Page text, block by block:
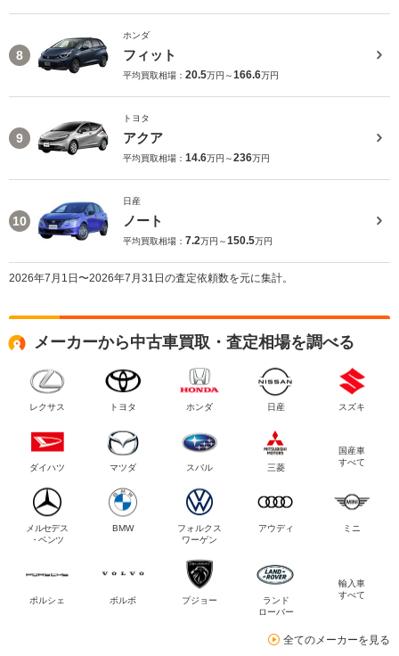
8
ホンダ
フィット
平均買取相場： 20.5万円～166.6万円
9
トヨタ
アクア
平均買取相場： 14.6万円～236万円
10
日産
ノート
平均買取相場： 7.2万円～150.5万円
2026年7月1日〜2026年7月31日の査定依頼数を元に集計。
メーカーから中古車買取・査定相場を調べる
レクサス トヨタ ホンダ 日産 スズキ
ダイハツ マツダ スバル 三菱
国産車
すべて
メルセデス
・ベンツ
BMW
フォルクス
ワーゲン
アウディ ミニ
ポルシェ ボルボ プジョー
ランド
ローバー
輸入車
すべて
全てのメーカーを見る